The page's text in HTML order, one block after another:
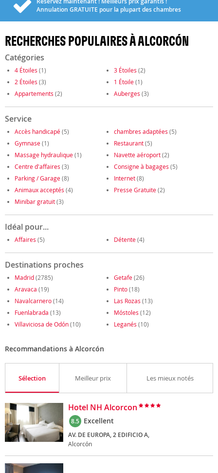
Annulation GRATUITE pour la plupart des chambres
RECHERCHES POPULAIRES À ALCORCÓN
Catégories
4 Étoiles (1) 3 Étoiles (2)
2 Étoiles (3) 1 Étoile(1)
Appartements (2) Auberges (3)
Service
Accès handicapé(5) chambres adaptées (5)
Gymnase(1) Restaurant(5)
Massage hydraulique(1) Navette aéroport(2)
Centre d'affaires (3) Consigne à bagages (5)
Parking / Garage(8) Internet(8)
Animaux acceptés (4) Presse Gratuite(2)
Minibar gratuit(3)
Idéal pour...
Affaires (5) Détente(4)
Destinations proches
Madrid(2785) Getafe(26)
Aravaca (19) Pinto(18)
Navalcarnero(14) Las Rozas (13)
Fuenlabrada (13) Móstoles (12)
Villaviciosa de Odón(10) Leganés (10)
Recommandations à Alcorcón
Sélection Meilleur prix Les mieux notés
Hotel NH Alcorcon
8.5 Excellent
AV. DE EUROPA, 2 EDIFICIO A,
Alcorcón